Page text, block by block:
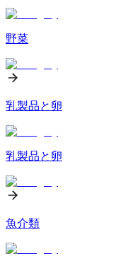
野菜
乳製品と卵
乳製品と卵
魚介類